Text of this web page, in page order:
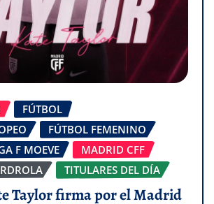
FÚTBOL
FÚTBOL FEMENINO
F MOEVE
MADRID CFF
TITULARES DEL DÍA
Taylor firma por el Madrid